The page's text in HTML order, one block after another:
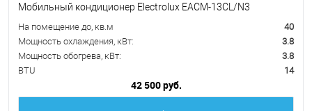
Мобильный кондиционер Electrolux EACM-13CL/N3
На помещение до, кв.м
40
Мощность охлаждения, кВт:
3.8
Мощность обогрева, кВт:
3.8
BTU
14
42 500 руб.